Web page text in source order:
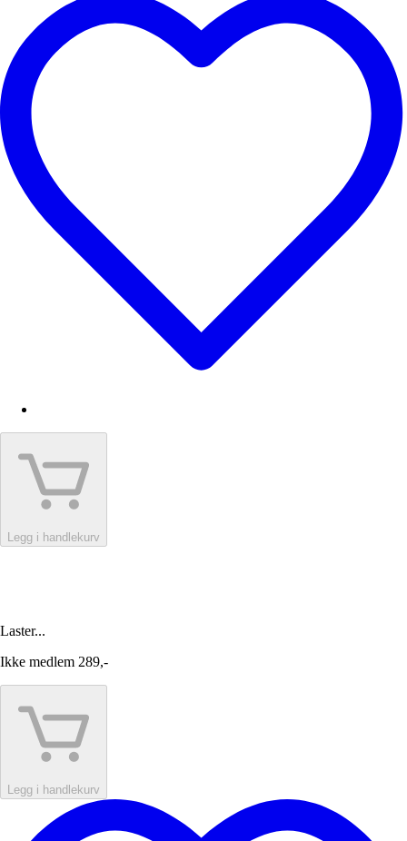
Legg i handlekurv
Laster...
Ikke medlem 289,-
Legg i handlekurv